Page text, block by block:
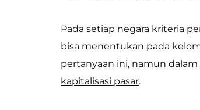
Pada setiap negara kriteria
bisa menentukan pada
pertanyaan ini, namun
kapitalisasi pasar.